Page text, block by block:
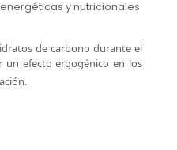
y nutricionales
de carbono durante el
un efecto ergogénico en los